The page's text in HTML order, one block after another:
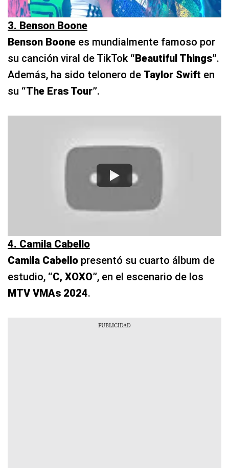
3. Benson Boone
Benson Boone es mundialmente famoso por
su canción viral de TikTok “Beautiful Things”.
Además, ha sido telonero de Taylor Swift en
su “The Eras Tour”.
4. Camila Cabello
Camila Cabello presentó su cuarto álbum de
estudio, “C, XOXO”, en el escenario de los
MTV VMAs 2024.